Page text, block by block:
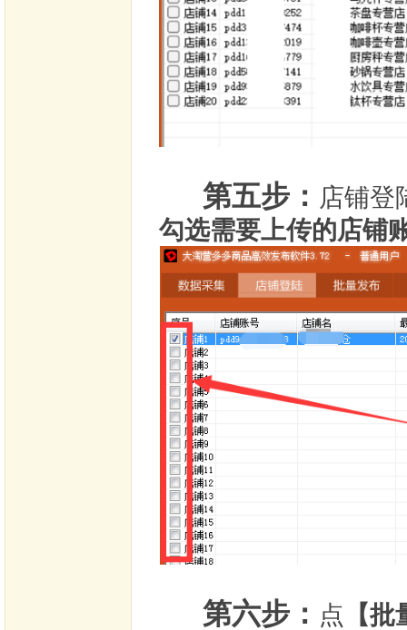
第五步： 店铺登
勾选需要上传的店铺
第六步： 点 【